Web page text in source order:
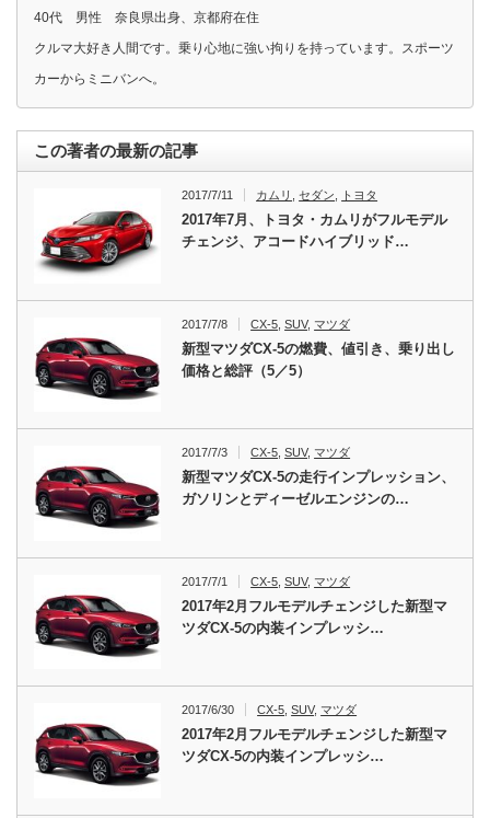
40代 男性 奈良県出身、京都府在住
クルマ大好き人間です。乗り心地に強い拘りを持っています。スポーツ
カーからミニバンへ。
この著者の最新の記事
2017/7/11 カムリ ,セダン, トヨタ
2017年7月、トヨタ・カムリがフルモデル
チェンジ、アコードハイブリッド…
2017/7/8 CX-5 ,SUV, マツダ
新型マツダCX-5の燃費、値引き、乗り出し
価格と総評（5／5）
2017/7/3 CX-5 ,SUV, マツダ
新型マツダCX-5の走行インプレッション、
ガソリンとディーゼルエンジンの…
2017/7/1 CX-5 ,SUV, マツダ
2017年2月フルモデルチェンジした新型マ
ツダCX-5の内装インプレッシ…
2017/6/30 CX-5 ,SUV, マツダ
2017年2月フルモデルチェンジした新型マ
ツダCX-5の内装インプレッシ…